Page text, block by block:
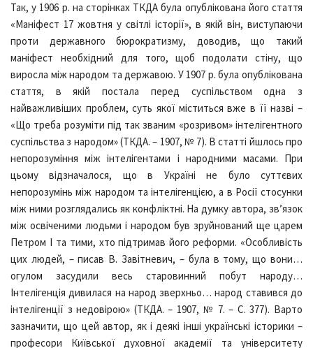
Так, у 1906 р. на сторінках ТКДА була опублікована його стаття
«Маніфест 17 жовтня у світлі історії», в якій він, виступаючи
проти державного бюрократизму, доводив, що такий
маніфест необхідний для того, щоб подолати стіну, що
виросла між народом та державою. У 1907 р. була опублікована
стаття, в якій постала перед суспільством одна з
найважливіших проблем, суть якої міститься вже в її назві –
«Що треба розуміти під так званим «розривом» інтелігентного
суспільства з народом» (ТКДА. – 1907, № 7). В статті йшлось про
непорозуміння між інтелігентами і народними масами. При
цьому відзначалося, що в Україні не було суттєвих
непорозумінь між народом та інтелігенцією, а в Росії стосунки
між ними розглядались як конфліктні. На думку автора, зв’язок
між освіченими людьми і народом був зруйнований ще царем
Петром І та тими, хто підтримав його реформи. «Особливість
цих людей, – писав В. Завітневич, – була в тому, що вони…
огулом засудили весь старовинний побут народу…
Інтелігенція дивилася на народ зверхньо… народ ставився до
інтелігенції з недовірою» (ТКДА. – 1907, № 7. – С. 377). Варто
зазначити, що цей автор, як і деякі інші українські історики –
професори Київської духовної академії та університету